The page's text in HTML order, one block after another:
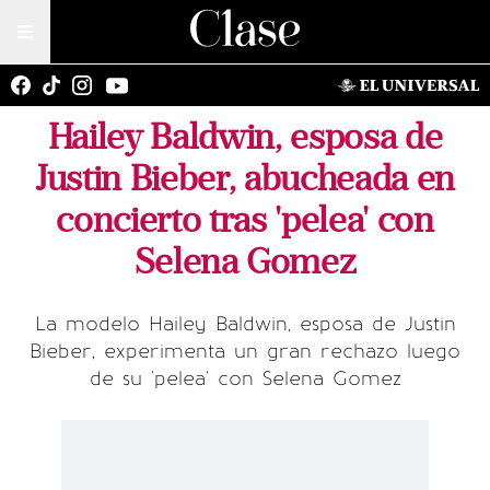
Hailey Baldwin, esposa de
Justin Bieber, abucheada en
concierto tras 'pelea' con
Selena Gomez
La modelo Hailey Baldwin, esposa de Justin
Bieber, experimenta un gran rechazo luego
de su 'pelea' con Selena Gomez